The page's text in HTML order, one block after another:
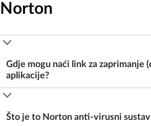
Norton
Gdje mogu naći link za zaprimanje
aplikacije?
Što je to Norton anti-virusni